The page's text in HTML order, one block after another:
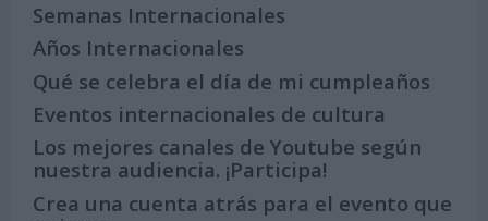
Semanas Internacionales
Años Internacionales
Qué se celebra el día de mi cumpleaños
Eventos internacionales de cultura
Los mejores canales de Youtube según
nuestra audiencia. ¡Participa!
Crea una cuenta atrás para el evento que